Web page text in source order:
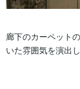
廊下のカーペット
いた雰囲気を演出